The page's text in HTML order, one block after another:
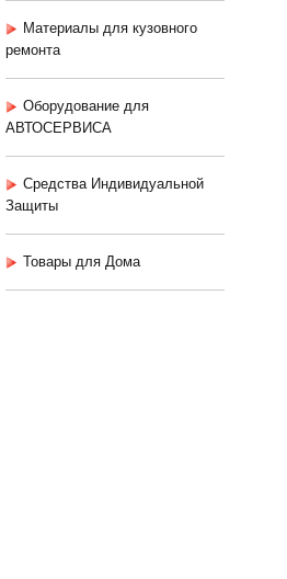
Материалы для кузовного
ремонта
Оборудование для
АВТОСЕРВИСА
Средства Индивидуальной
Защиты
Товары для Дома